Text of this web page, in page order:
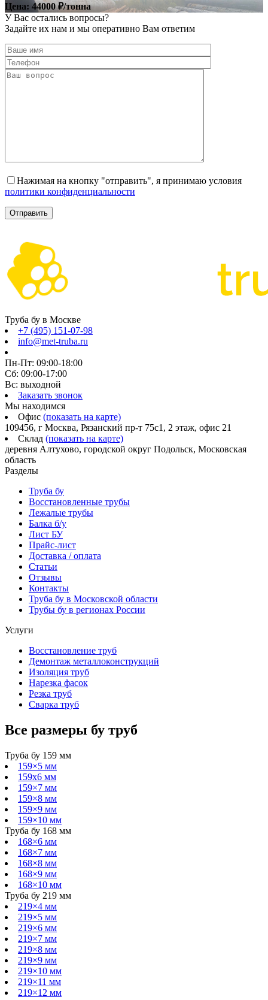
Цена: 44000 ₽/тонна
У Вас остались вопросы?
Задайте их нам и мы оперативно Вам ответим
Нажимая на кнопку "отправить", я принимаю условия
политики конфиденциальности
Труба бу в Москве
+7 (495) 151-07-98
info@met-truba.ru
Пн-Пт: 09:00-18:00
Сб: 09:00-17:00
Вс: выходной
Заказать звонок
Мы находимся
Офис (показать на карте)
109456, г Москва, Рязанский пр-т 75с1, 2 этаж, офис 21
Склад (показать на карте)
деревня Алтухово, городской округ Подольск, Московская
область
Разделы
Труба бу
Восстановленные трубы
Лежалые трубы
Балка б/у
Лист БУ
Прайс-лист
Доставка / оплата
Статьи
Отзывы
Контакты
Труба бу в Московской области
Трубы бу в регионах России
Услуги
Восстановление труб
Демонтаж металлоконструкций
Изоляция труб
Нарезка фасок
Резка труб
Сварка труб
Все размеры бу труб
Труба бу 159 мм
159×5 мм
159х6 мм
159×7 мм
159×8 мм
159×9 мм
159×10 мм
Труба бу 168 мм
168×6 мм
168×7 мм
168×8 мм
168×9 мм
168×10 мм
Труба бу 219 мм
219×4 мм
219×5 мм
219×6 мм
219×7 мм
219×8 мм
219×9 мм
219×10 мм
219×11 мм
219×12 мм